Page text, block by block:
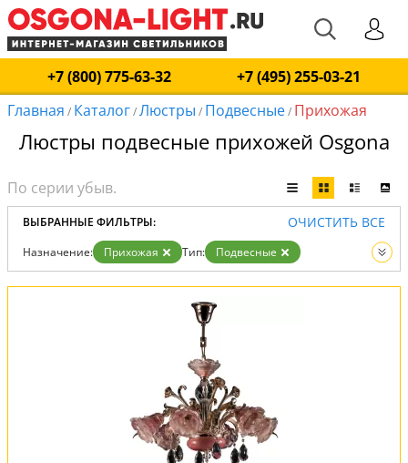
+7 (800) 775-63-32
+7 (495) 255-03-21
Главная / Каталог/Люстры / Подвесные/ Прихожая
Люстры подвесные прихожей Osgona
ВЫБРАННЫЕ ФИЛЬТРЫ: ОЧИСТИТЬ ВСЕ
Назначение: Прихожая Тип:
Подвесные
Вид:
Люстры